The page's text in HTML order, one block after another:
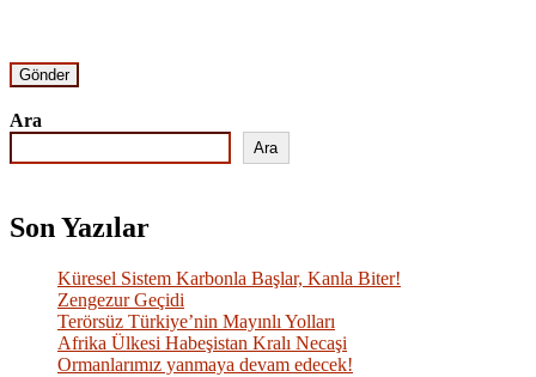
Ara
Ara
Son Yazılar
Küresel Sistem Karbonla Başlar, Kanla Biter!
Zengezur Geçidi
Terörsüz Türkiye’nin Mayınlı Yolları
Afrika Ülkesi Habeşistan Kralı Necaşi
Ormanlarımız yanmaya devam edecek!